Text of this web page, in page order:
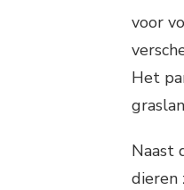
voor
Het
Naast
dieren